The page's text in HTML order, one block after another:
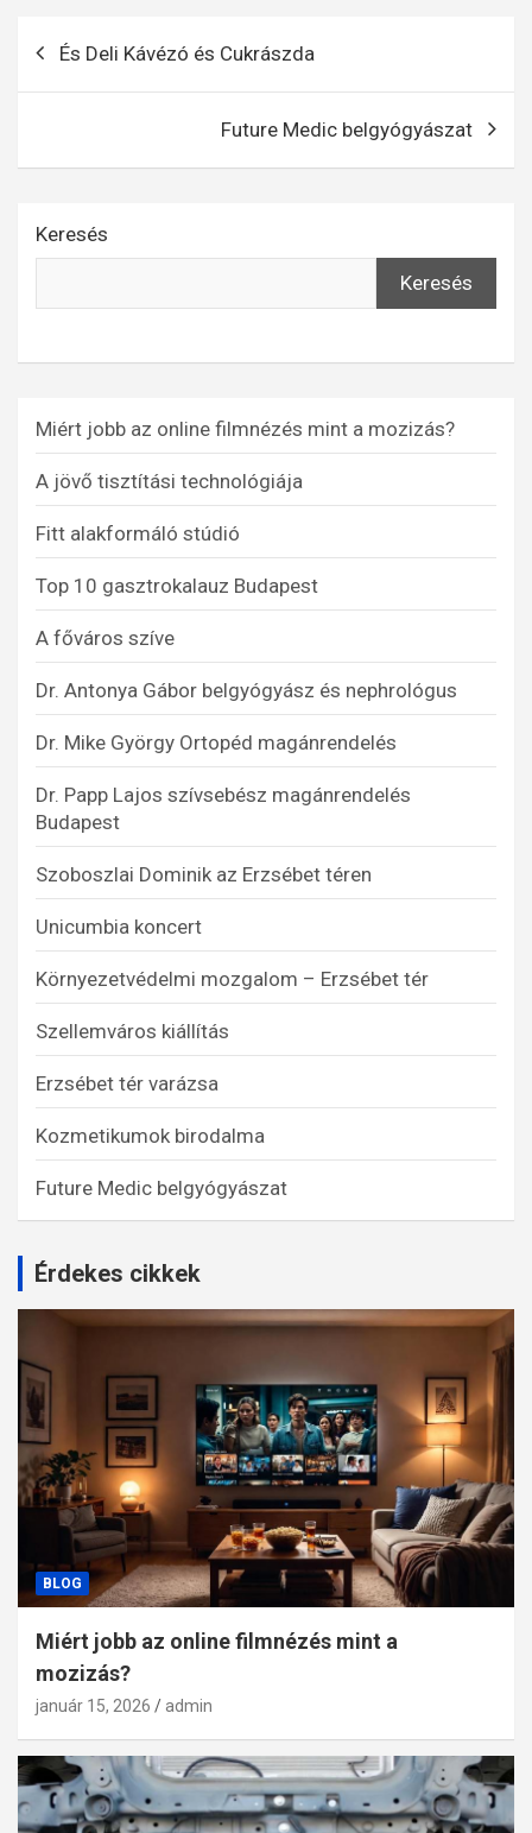
Bejegyzés
És Deli Kávézó és Cukrászda
Future Medic belgyógyászat
Keresés
Keresés
Miért jobb az online filmnézés mint a mozizás?
A jövő tisztítási technológiája
Fitt alakformáló stúdió
Top 10 gasztrokalauz Budapest
A főváros szíve
Dr. Antonya Gábor belgyógyász és nephrológus
Dr. Mike György Ortopéd magánrendelés
Dr. Papp Lajos szívsebész magánrendelés
Budapest
Szoboszlai Dominik az Erzsébet téren
Unicumbia koncert
Környezetvédelmi mozgalom – Erzsébet tér
Szellemváros kiállítás
Erzsébet tér varázsa
Kozmetikumok birodalma
Future Medic belgyógyászat
Érdekes cikkek
BLOG
Miért jobb az online filmnézés mint a
mozizás?
január 15, 2026 admin